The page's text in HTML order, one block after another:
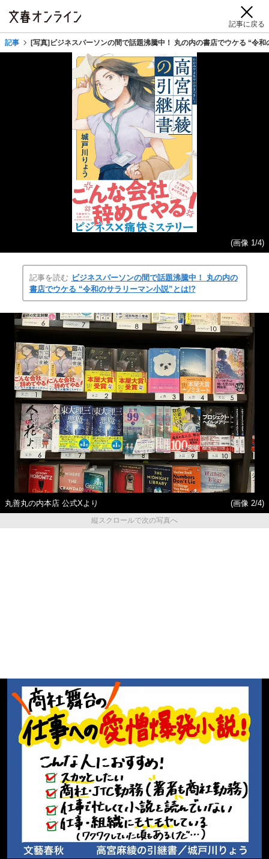
記事に戻る
記事 [写真]ビジネスパーソンの間で話題沸騰中！ 丸の内の書店でウケる “令
(画像 1/4)
記事を読む ビジネスパーソンの間で話題沸騰中！ 丸の内の
書店でウケる “令和のサラリーマン小説”とは!?
丸善丸の内本店 公式Xより
(画像 2/4)
縦スクロールで次の写真へ